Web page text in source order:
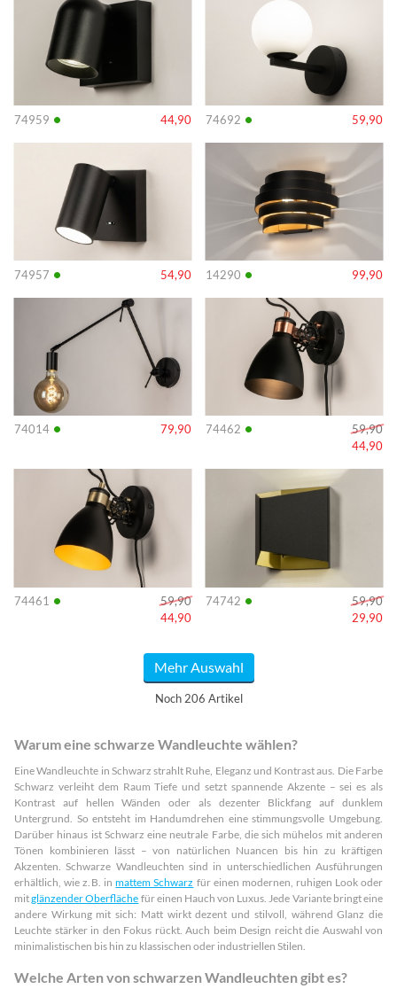
74959 • 44,90 74692 • 59,90
74957 • 54,90
Info
14290 • 99,90
Info
74014 • 79,90
Info
74462 •
59,90
44,90
Info
74461 •
59,90
44,90
Info
74742 •
59,90
29,90
Info
Mehr Auswahl
Noch 206 Artikel
Warum eine schwarze Wandleuchte wählen?
Eine Wandleuchte in Schwarz strahlt Ruhe, Eleganz und Kontrast aus. Die Farbe
Schwarz verleiht dem Raum Tiefe und setzt spannende Akzente – sei es als
Kontrast auf hellen Wänden oder als dezenter Blickfang auf dunklem
Untergrund. So entsteht im Handumdrehen eine stimmungsvolle Umgebung.
Darüber hinaus ist Schwarz eine neutrale Farbe, die sich mühelos mit anderen
Tönen kombinieren lässt – von natürlichen Nuancen bis hin zu kräftigen
Akzenten. Schwarze Wandleuchten sind in unterschiedlichen Ausführungen
erhältlich, wie z. B. inmattem Schwarz für einen modernen, ruhigen Look oder
mitglänzender Oberfläche für einen Hauch von Luxus. Jede Variante bringt eine
andere Wirkung mit sich: Matt wirkt dezent und stilvoll, während Glanz die
Leuchte stärker in den Fokus rückt. Auch beim Design reicht die Auswahl von
minimalistischen bis hin zu klassischen oder industriellen Stilen.
Welche Arten von schwarzen Wandleuchten gibt es?